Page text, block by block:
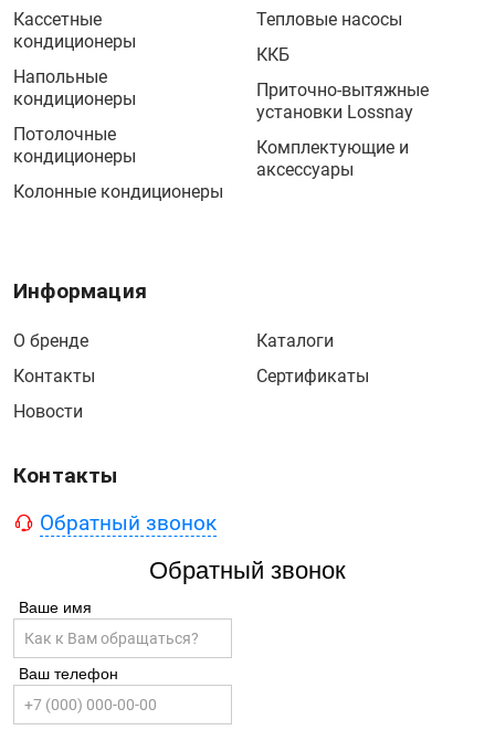
Кассетные
кондиционеры
Напольные
кондиционеры
Потолочные
кондиционеры
Колонные кондиционеры
Тепловые насосы
ККБ
Приточно-вытяжные
установки Lossnay
Комплектующие и
аксессуары
Информация
О бренде
Контакты
Новости
Каталоги
Сертификаты
Контакты
Обратный звонок
Обратный звонок
Ваше имя
Ваш телефон